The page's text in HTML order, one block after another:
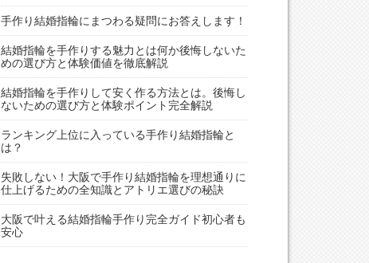
手作り結婚指輪にまつわる疑問にお答えします！
結婚指輪を手作りする魅力とは何か後悔しないた
めの選び方と体験価値を徹底解説
結婚指輪を手作りして安く作る方法とは。後悔し
ないための選び方と体験ポイント完全解説
ランキング上位に入っている手作り結婚指輪と
は？
失敗しない！大阪で手作り結婚指輪を理想通りに
仕上げるための全知識とアトリエ選びの秘訣
大阪で叶える結婚指輪手作り完全ガイド初心者も
安心